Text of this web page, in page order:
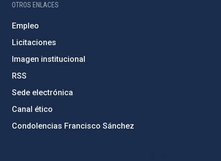
OTROS ENLACES
Empleo
Licitaciones
Imagen institucional
RSS
Sede electrónica
Canal ético
Condolencias Francisco Sánchez